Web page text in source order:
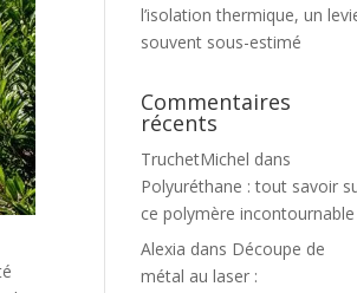
l’isolation thermique, un
souvent sous-estimé
Commentaires
récents
TruchetMichel dans
Polyuréthane : tout savoir
ce polymère incontournable
Alexia dans Découpe de
métal au laser :